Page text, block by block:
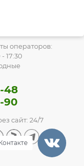
операторов:
17:30
48
90
сайт: 24/7